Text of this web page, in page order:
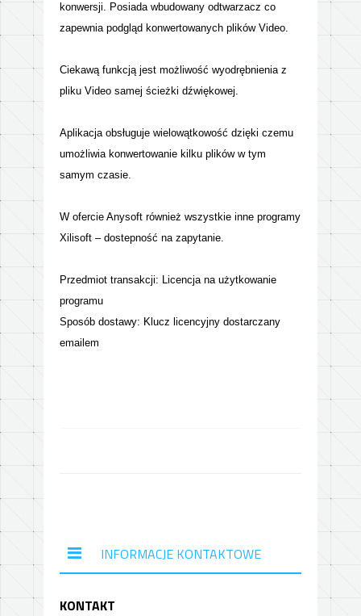
konwersji. Posiada wbudowany odtwarzacz co
zapewnia podgląd konwertowanych plików Video.
Ciekawą funkcją jest możliwość wyodrębnienia z
pliku Video samej ścieżki dźwiękowej.
Aplikacja obsługuje wielowątkowość dzięki czemu
umożliwia konwertowanie kilku plików w tym
samym czasie.
W ofercie Anysoft również wszystkie inne programy
Xilisoft – dostepność na zapytanie.
Przedmiot transakcji: Licencja na użytkowanie
programu
Sposób dostawy: Klucz licencyjny dostarczany
emailem
INFORMACJE KONTAKTOWE
KONTAKT